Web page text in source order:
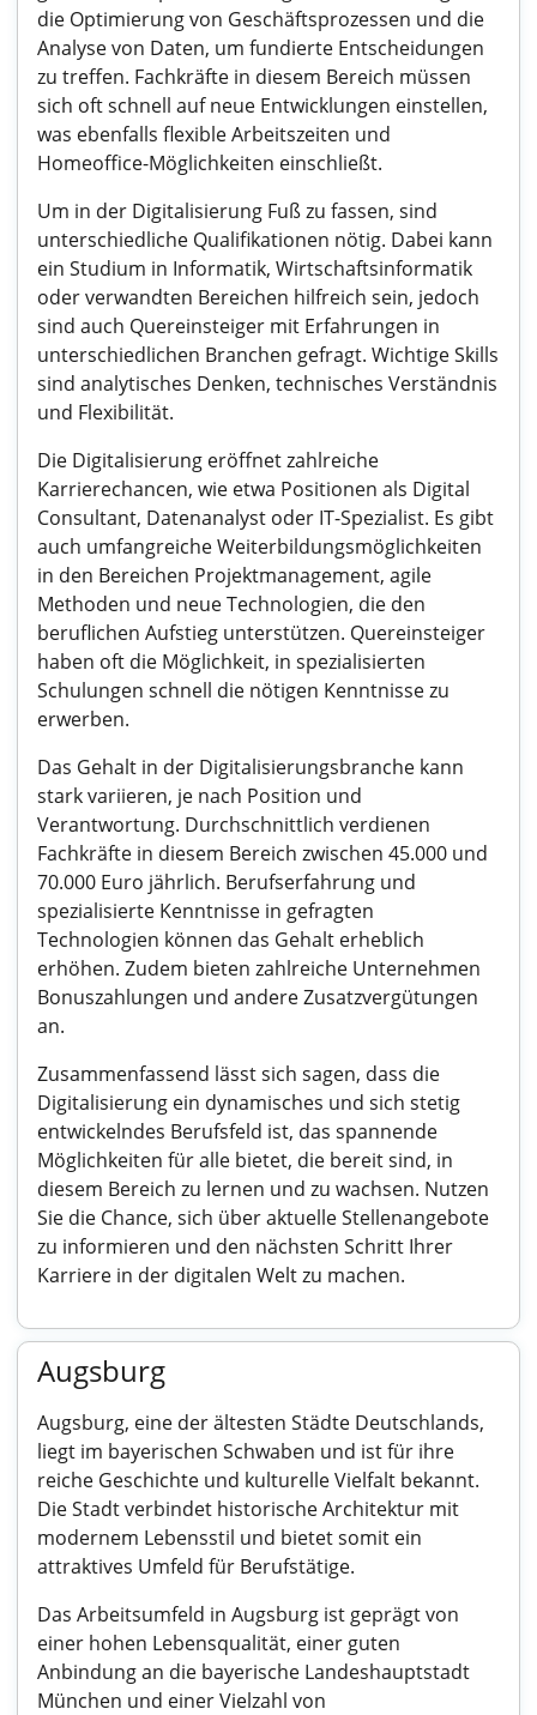
die Optimierung von Geschäftsprozessen und die
Analyse von Daten, um fundierte Entscheidungen
zu treffen. Fachkräfte in diesem Bereich müssen
sich oft schnell auf neue Entwicklungen einstellen,
was ebenfalls flexible Arbeitszeiten und
Homeoffice-Möglichkeiten einschließt.
Um in der Digitalisierung Fuß zu fassen, sind
unterschiedliche Qualifikationen nötig. Dabei kann
ein Studium in Informatik, Wirtschaftsinformatik
oder verwandten Bereichen hilfreich sein, jedoch
sind auch Quereinsteiger mit Erfahrungen in
unterschiedlichen Branchen gefragt. Wichtige Skills
sind analytisches Denken, technisches Verständnis
und Flexibilität.
Die Digitalisierung eröffnet zahlreiche
Karrierechancen, wie etwa Positionen als Digital
Consultant, Datenanalyst oder IT-Spezialist. Es gibt
auch umfangreiche Weiterbildungsmöglichkeiten
in den Bereichen Projektmanagement, agile
Methoden und neue Technologien, die den
beruflichen Aufstieg unterstützen. Quereinsteiger
haben oft die Möglichkeit, in spezialisierten
Schulungen schnell die nötigen Kenntnisse zu
erwerben.
Das Gehalt in der Digitalisierungsbranche kann
stark variieren, je nach Position und
Verantwortung. Durchschnittlich verdienen
Fachkräfte in diesem Bereich zwischen 45.000 und
70.000 Euro jährlich. Berufserfahrung und
spezialisierte Kenntnisse in gefragten
Technologien können das Gehalt erheblich
erhöhen. Zudem bieten zahlreiche Unternehmen
Bonuszahlungen und andere Zusatzvergütungen
an.
Zusammenfassend lässt sich sagen, dass die
Digitalisierung ein dynamisches und sich stetig
entwickelndes Berufsfeld ist, das spannende
Möglichkeiten für alle bietet, die bereit sind, in
diesem Bereich zu lernen und zu wachsen. Nutzen
Sie die Chance, sich über aktuelle Stellenangebote
zu informieren und den nächsten Schritt Ihrer
Karriere in der digitalen Welt zu machen.
Augsburg
Augsburg, eine der ältesten Städte Deutschlands,
liegt im bayerischen Schwaben und ist für ihre
reiche Geschichte und kulturelle Vielfalt bekannt.
Die Stadt verbindet historische Architektur mit
modernem Lebensstil und bietet somit ein
attraktives Umfeld für Berufstätige.
Das Arbeitsumfeld in Augsburg ist geprägt von
einer hohen Lebensqualität, einer guten
Anbindung an die bayerische Landeshauptstadt
München und einer Vielzahl von